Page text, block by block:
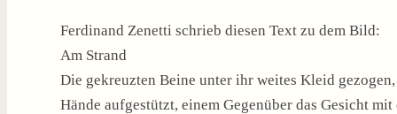
Ferdinand Zenetti schrieb diesen Text zu dem Bild:
Am Strand
Die gekreuzten Beine unter ihr weites Kleid
Hände aufgestützt, einem Gegenüber das Gesicht